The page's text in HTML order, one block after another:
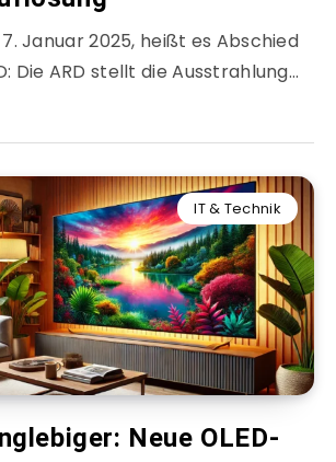
Januar 2025, heißt es Abschied
Die ARD stellt die Ausstrahlung…
IT & Technik
Neue OLED-